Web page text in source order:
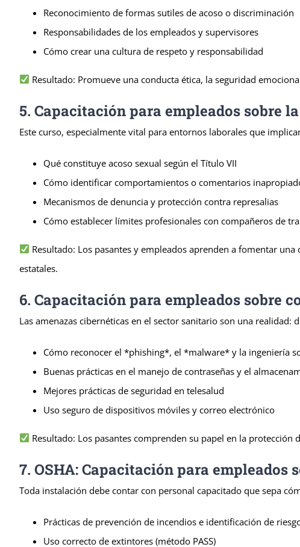
Reconocimiento de formas sutiles de acoso o discriminación
Responsabilidades de los empleados y supervisores
Cómo crear una cultura de respeto y responsabilidad
Resultado: Promueve una conducta ética, la seguridad
5. Capacitación para empleados sobre
Este curso, especialmente vital para entornos laborales que
Qué constituye acoso sexual según el Título VII
Cómo identificar comportamientos o comentarios
Mecanismos de denuncia y protección contra represalias
Cómo establecer límites profesionales con compañeros de
Resultado: Los pasantes y empleados aprenden a fomentar
estatales.
6. Capacitación para empleados sobre
Las amenazas cibernéticas en el sector sanitario son una
Cómo reconocer el *phishing*, el *malware* y la ingeniería
Buenas prácticas en el manejo de contraseñas y el
Mejores prácticas de seguridad en telesalud
Uso seguro de dispositivos móviles y correo electrónico
Resultado: Los pasantes comprenden su papel en la
7. OSHA: Capacitación para
Toda instalación debe contar con personal capacitado que sepa
Prácticas de prevención de incendios e identificación de
Uso correcto de extintores (método PASS)